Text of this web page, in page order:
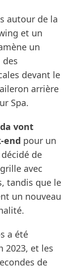
autour de la
et un
un
devant le
arrière
Spa.
vont
end pour un
de
avec
tandis que le
un nouveau
a été
2023, et les
de